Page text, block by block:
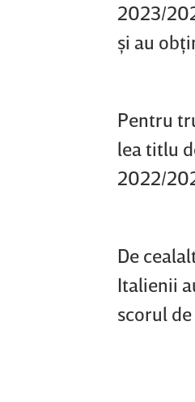
2023/
şi au
Pentru
lea titlu
2022/
De
Italienii
scorul